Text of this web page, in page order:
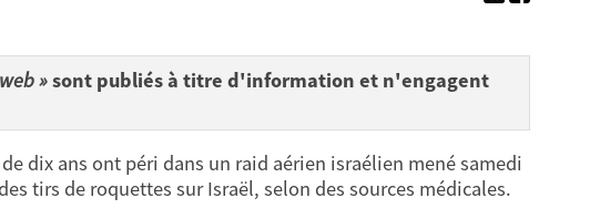
»sont publiés à titre d'information et n'engagent
dix ans ont péri dans un raid aérien israélien mené samedi
tirs de roquettes sur Israël, selon des sources médicales.